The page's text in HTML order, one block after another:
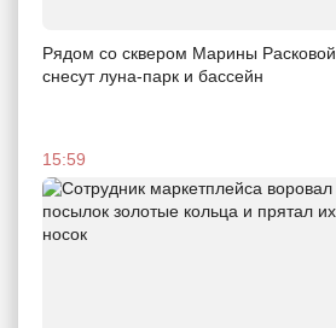
Рядом со сквером Марины Расковой
снесут луна-парк и бассейн
15:59